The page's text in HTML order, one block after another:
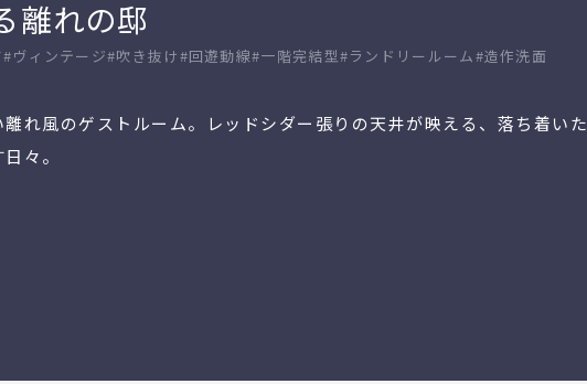
離れの邸
#ヴィンテージ#吹き抜け#回遊動線#一階完結型#ランドリールーム#造作洗面
れ風のゲストルーム。レッドシダー張りの天井が映える、落ち着いた
々。